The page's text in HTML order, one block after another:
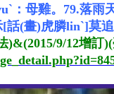
：母雞。 79.落雨
(畫)虎膦linˋ]莫
9/12增訂